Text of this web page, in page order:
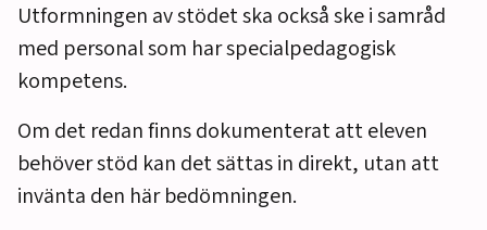
Utformningen av stödet ska också ske i samråd
med personal som har specialpedagogisk
kompetens.
Om det redan finns dokumenterat att eleven
behöver stöd kan det sättas in direkt, utan att
invänta den här bedömningen.